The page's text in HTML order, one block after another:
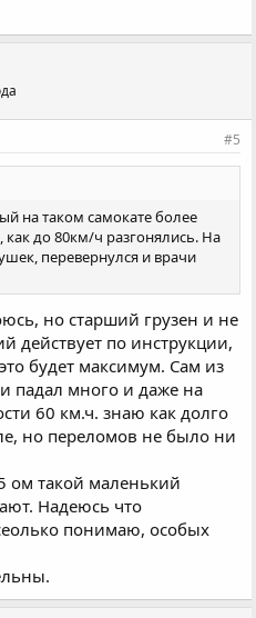
#5
на таком самокате более
до 80км/ч разгонялись. На
перевернулся и врачи
но старший грузен и не
действует по инструкции,
будет максимум. Сам из
падал много и даже на
60 км.ч. знаю как долго
но переломов не было ни
ом такой маленький
Надеюсь что
понимаю, особых